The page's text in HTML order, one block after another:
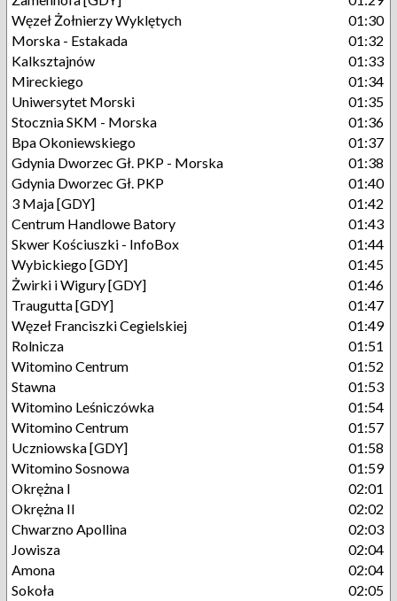
Węzeł Żołnierzy Wyklętych
01:30
Morska - Estakada
01:32
Kalksztajnów
01:33
Mireckiego
01:34
Uniwersytet Morski
01:35
Stocznia SKM - Morska
01:36
Bpa Okoniewskiego
01:37
Gdynia Dworzec Gł. PKP - Morska
01:38
Gdynia Dworzec Gł. PKP
01:40
3 Maja [GDY]
01:42
Centrum Handlowe Batory
01:43
Skwer Kościuszki - InfoBox
01:44
Wybickiego [GDY]
01:45
Żwirki i Wigury [GDY]
01:46
Traugutta [GDY]
01:47
Węzeł Franciszki Cegielskiej
01:49
Rolnicza
01:51
Witomino Centrum
01:52
Stawna
01:53
Witomino Leśniczówka
01:54
Witomino Centrum
01:57
Uczniowska [GDY]
01:58
Witomino Sosnowa
01:59
Okrężna I
02:01
Okrężna II
02:02
Chwarzno Apollina
02:03
Jowisza
02:04
Amona
02:04
Sokoła
02:05